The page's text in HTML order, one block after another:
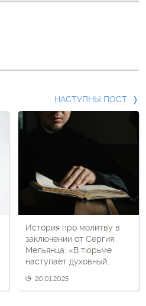
НАСТУПНЫ ПОСТ
История про молитву в
заключении от Сергия
Мельянца: «В тюрьме
наступает духовный
20.01.2025